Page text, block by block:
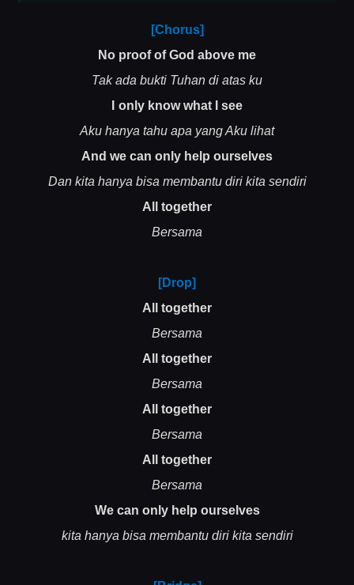
[Chorus]
No proof of God above me
Tak ada bukti Tuhan di atas ku
I only know what I see
Aku hanya tahu apa yang Aku lihat
And we can only help ourselves
Dan kita hanya bisa membantu diri kita sendiri
All together
Bersama
[Drop]
All together
Bersama
All together
Bersama
All together
Bersama
All together
Bersama
We can only help ourselves
kita hanya bisa membantu diri kita sendiri